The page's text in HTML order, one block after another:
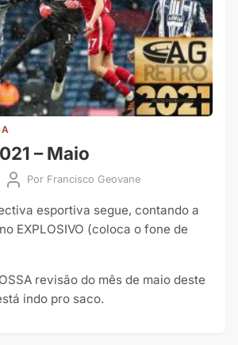
– Maio
Por Francisco Geovane
esportiva segue, contando a
EXPLOSIVO (coloca o fone de
revisão do mês de maio deste
indo pro saco.